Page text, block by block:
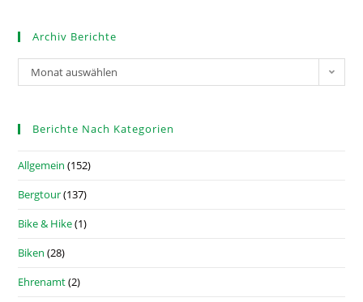
Archiv Berichte
Monat auswählen
Berichte Nach Kategorien
Allgemein (152)
Bergtour(137)
Bike & Hike(1)
Biken (28)
Ehrenamt(2)